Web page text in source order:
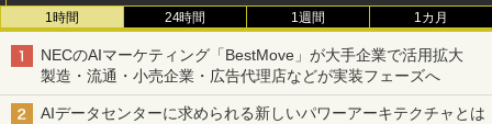
1時間 24時間 1週間 1カ月
NECのAIマーケティング「BestMove」が大手企業で活用拡大
製造・流通・小売企業・広告代理店などが実装フェーズへ
AIデータセンターに求められる新しいパワーアーキテクチャとは